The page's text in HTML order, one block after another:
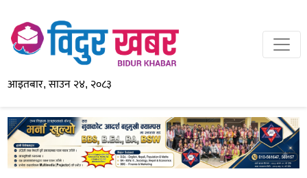
आइतबार, साउन २४, २०८३